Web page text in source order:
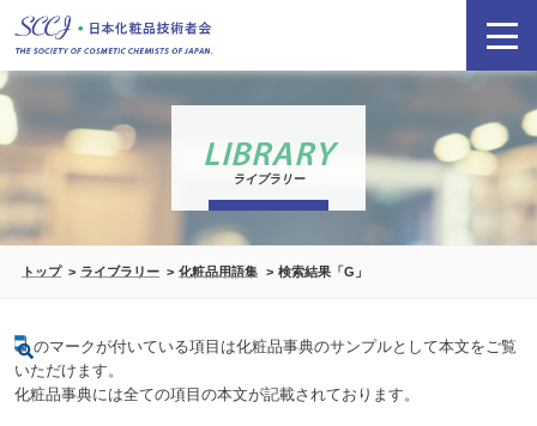
LIBRARY
ライブラリー
トップ ライブラリー 化粧品用語集 検索結果「G」
のマークが付いている項目は化粧品事典のサンプルとして本文をご覧
いただけます。
化粧品事典には全ての項目の本文が記載されております。